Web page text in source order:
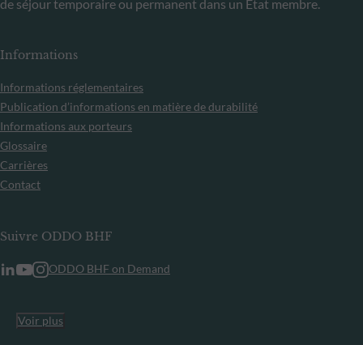
de séjour temporaire ou permanent dans un État membre.
Informations
Informations réglementaires
Publication d’informations en matière de durabilité
Informations aux porteurs
Glossaire
Carrières
Contact
Suivre ODDO BHF
ODDO BHF on Demand
Voir plus